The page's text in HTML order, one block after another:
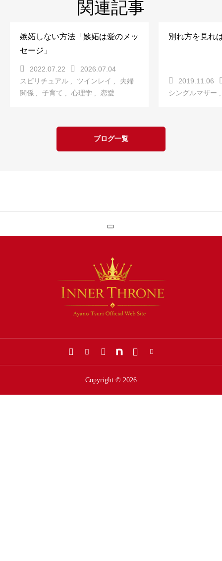
関連記事
嫉妬しない方法「嫉妬は愛のメッ
セージ」
2022.07.22 2026.07.04
スピリチュアル ツインレイ
夫婦
関係
子育て 心理学 恋愛
別れ方を見れ
2019.11.06
シングルマザー
ブログ一覧
Copyright © 2026